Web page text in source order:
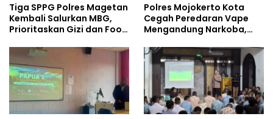
Tiga SPPG Polres Magetan
Kembali Salurkan MBG,
Prioritaskan Gizi dan Food
Polres Mojokerto Kota
Cegah Peredaran Vape
Mengandung Narkoba,
Kalangan Remaja